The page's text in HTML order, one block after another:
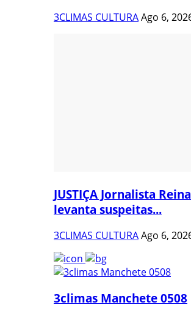
3CLIMAS CULTURAAgo 6,
JUSTIÇA Jornalista
levanta suspeitas...
3CLIMAS CULTURAAgo 6,
3climas Manchete 0508